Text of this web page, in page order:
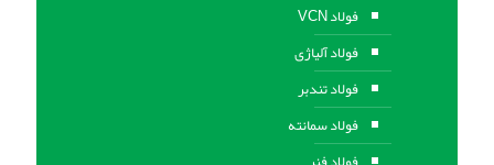
فولاد VCN
فولاد آلیاژی
فولاد تندبر
فولاد سمانته